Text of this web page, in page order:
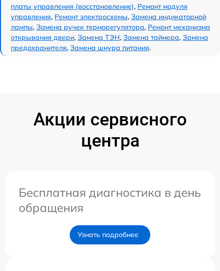
платы управления (восстановление), Ремонт модуля
управления, Ремонт электросхемы, Замена индикаторной
лампы, Замена ручек терморегулятора, Ремонт механизма
открывания двери, Замена ТЭН, Замена таймера, Замена
предохранителя, Замена шнура питания.
Акции сервисного
центра
Бесплатная диагностика в день
обращения
Узнать подробнее